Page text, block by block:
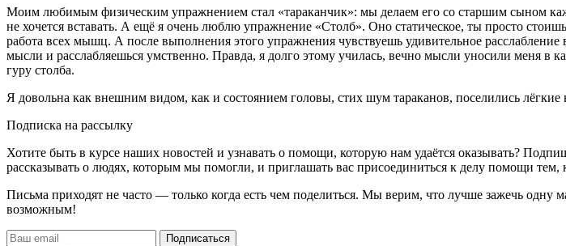
Моим любимым физическим упражнением стал «тараканчик»: мы делаем его со старшим сыном
не хочется вставать. А ещё я очень люблю упражнение «Столб». Оно статическое, ты просто
работа всех мышц. А после выполнения этого упражнения чувствуешь удивительное
мысли и расслабляешься умственно. Правда, я долго этому училась, вечно мысли уносили меня в
гуру столба.
Я довольна как внешним видом, как и состоянием головы, стих шум тараканов, поселились
Подписка на рассылку
Хотите быть в курсе наших новостей и узнавать о помощи, которую нам удаётся оказывать?
рассказывать о людях, которым мы помогли, и приглашать вас присоединиться к делу помощи тем,
Письма приходят не часто — только когда есть чем поделиться. Мы верим, что лучше зажечь
возможным!
Подписаться